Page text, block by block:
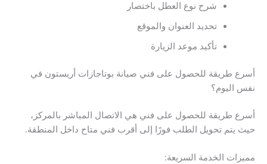
شرح نوع العطل باختصار
تحديد العنوان والموقع
تأكيد موعد الزيارة
أسرع طريقة للحصول على فني صيانة بوتاجازات أريستون في
نفس اليوم؟
أسرع طريقة للحصول على فني هي الاتصال المباشر بالمركز،
حيث يتم تحويل الطلب فورًا إلى أقرب فني متاح داخل المنطقة.
مميزات الخدمة السريعة: